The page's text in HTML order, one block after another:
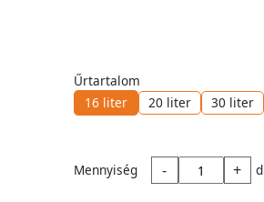
Űrtartalom
16 liter
20 liter 30 liter
Mennyiség - +